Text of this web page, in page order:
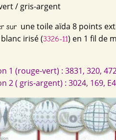
/ gris-argent
sur une toile aïda 8 points
irisé (3326-11) en 1 fil de
1 (rouge-vert) : 3831, 320,
2 ( gris-argent) : 3024, 169,